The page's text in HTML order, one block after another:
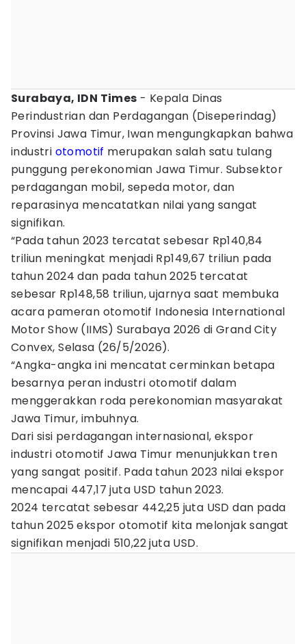
Surabaya, IDN Times - Kepala Dinas
Perindustrian dan Perdagangan (Diseperindag)
Provinsi Jawa Timur, Iwan mengungkapkan bahwa
industri otomotif merupakan salah satu tulang
punggung perekonomian Jawa Timur. Subsektor
perdagangan mobil, sepeda motor, dan
reparasinya mencatatkan nilai yang sangat
signifikan.
“Pada tahun 2023 tercatat sebesar Rp140,84
triliun meningkat menjadi Rp149,67 triliun pada
tahun 2024 dan pada tahun 2025 tercatat
sebesar Rp148,58 triliun, ujarnya saat membuka
acara pameran otomotif Indonesia International
Motor Show (IIMS) Surabaya 2026 di Grand City
Convex, Selasa (26/5/2026).
“Angka-angka ini mencatat cerminkan betapa
besarnya peran industri otomotif dalam
menggerakkan roda perekonomian masyarakat
Jawa Timur, imbuhnya.
Dari sisi perdagangan internasional, ekspor
industri otomotif Jawa Timur menunjukkan tren
yang sangat positif. Pada tahun 2023 nilai ekspor
mencapai 447,17 juta USD tahun 2023.
2024 tercatat sebesar 442,25 juta USD dan pada
tahun 2025 ekspor otomotif kita melonjak sangat
signifikan menjadi 510,22 juta USD.